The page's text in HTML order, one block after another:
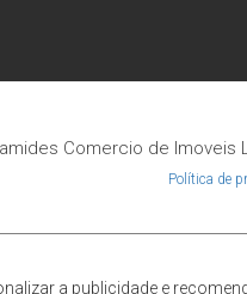
a publicidade e
Comercio de Imoveis
Política de